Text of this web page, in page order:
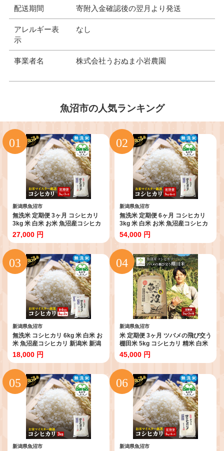
配送期間 寄附入金確認後の翌月より発送
アレルギー表
示
なし
事業者名 株式会社うおぬま小岩農園
魚沼市の人気ランキング
新潟県魚沼市
無洗米 定期便 3ヶ月 コシヒカリ
3kg 米 白米 お米 魚沼産コシヒカ
リ 新潟米 新潟 魚沼市 定期 3回
27,000 円
新潟県魚沼市
無洗米 定期便 6ヶ月 コシヒカリ
3kg 米 白米 お米 魚沼産コシヒカ
リ 新潟米 新潟 魚沼市 定期 6回
54,000 円
新潟県魚沼市
無洗米 コシヒカリ 6kg 米 白米 お
米 魚沼産コシヒカリ 新潟米 新潟
魚沼市
18,000 円
新潟県魚沼市
米 定期便 3ヶ月 ツバメの飛び交う
棚田米 5kg コシヒカリ 精米 白米
お米 魚沼産コシヒカリ 新潟米 新
潟 魚沼市 定期 3回
45,000 円
新潟県魚沼市 新潟県魚沼市